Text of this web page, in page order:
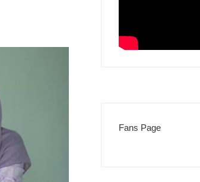
Fans Page